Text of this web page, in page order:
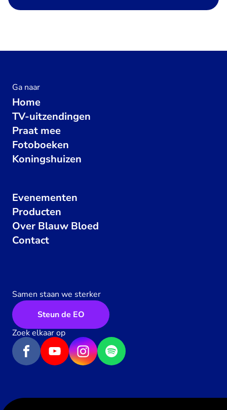
Ga naar
Home
TV-uitzendingen
Praat mee
Fotoboeken
Koningshuizen
Evenementen
Producten
Over Blauw Bloed
Contact
Samen staan we sterker
Steun de EO
Zoek elkaar op